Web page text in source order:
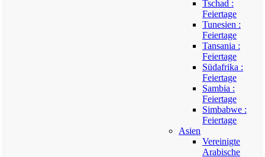
Tschad :
Feiertage
Tunesien :
Feiertage
Tansania :
Feiertage
Südafrika :
Feiertage
Sambia :
Feiertage
Simbabwe :
Feiertage
Asien
Vereinigte
Arabische